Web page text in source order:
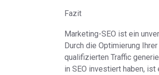
Fazit
Marketing-SEO ist ein
Durch die Optimierung
qualifizierten Traffic
in SEO investiert haben,